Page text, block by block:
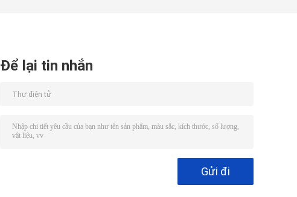
Để lại tin nhắn